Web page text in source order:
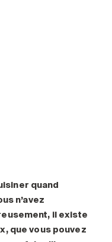
quand
n’avez
il existe
que vous pouvez